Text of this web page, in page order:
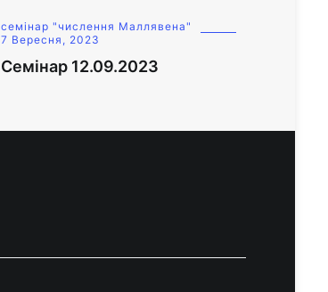
семінар "числення Маллявена"
7 Вересня, 2023
Семінар 12.09.2023